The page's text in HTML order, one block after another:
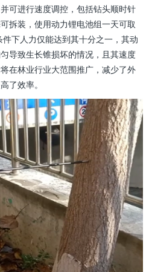
可进行速度调控，包括钻头顺时针
拆装，使用动力锂电池组一天可取
下人力仅能达到其十分之一，其动
导致生长锥损坏的情况，且其速度
在林业行业大范围推广，减少了外
了效率。